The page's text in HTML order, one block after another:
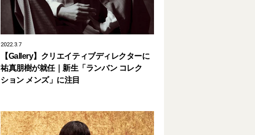
2022.3.7
【Gallery】クリエイティブディレクターに
祐真朋樹が就任｜新生「ランバン コレク
ション メンズ」に注目